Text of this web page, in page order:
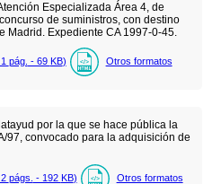
Especializada Área 4, de
de suministros, con destino
Madrid. Expediente CA 1997-0-45.
pág. - 69 KB) Otros formatos
por la que se hace pública la
97, convocado para la adquisición de
págs. - 192 KB) Otros formatos